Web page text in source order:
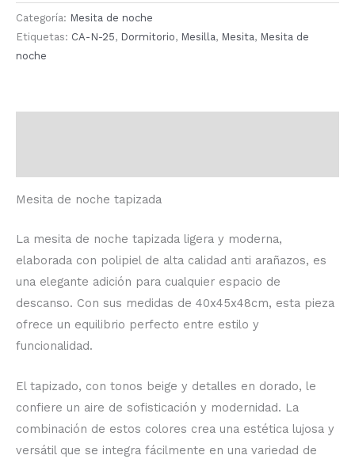
Categoría: Mesita de noche
Etiquetas: CA-N-25, Dormitorio, Mesilla, Mesita, Mesita de
noche
Mesita de noche tapizada
La mesita de noche tapizada ligera y moderna,
elaborada con polipiel de alta calidad anti arañazos, es
una elegante adición para cualquier espacio de
descanso. Con sus medidas de 40x45x48cm, esta pieza
ofrece un equilibrio perfecto entre estilo y
funcionalidad.
El tapizado, con tonos beige y detalles en dorado, le
confiere un aire de sofisticación y modernidad. La
combinación de estos colores crea una estética lujosa y
versátil que se integra fácilmente en una variedad de